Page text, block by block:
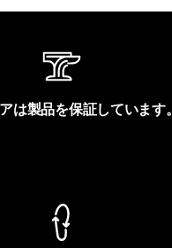
は製品を保証しています。